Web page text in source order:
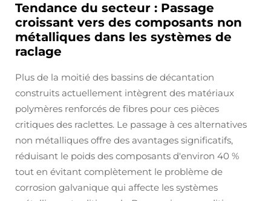
Tendance du secteur : Passage
croissant vers des composants non
métalliques dans les systèmes de
raclage
Plus de la moitié des bassins de décantation
construits actuellement intègrent des matériaux
polymères renforcés de fibres pour ces pièces
critiques des raclettes. Le passage à ces alternatives
non métalliques offre des avantages significatifs,
réduisant le poids des composants d'environ 40 %
tout en évitant complètement le problème de
corrosion galvanique qui affecte les systèmes